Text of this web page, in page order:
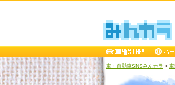
車・自動車SNSみんカラ >